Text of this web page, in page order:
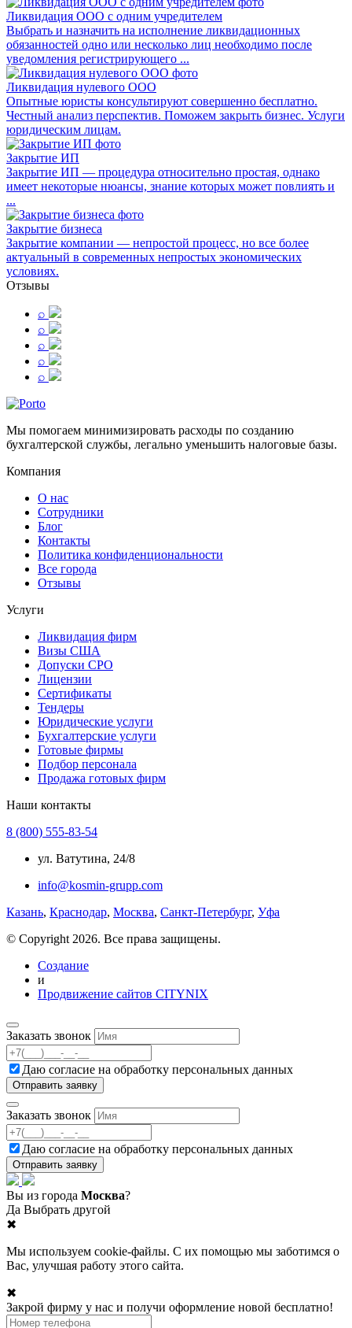
Ликвидация ООО с одним учредителем
Выбрать и назначить на исполнение ликвидационных
обязанностей одно или несколько лиц необходимо после
уведомления регистрирующего ...
Ликвидация нулевого ООО
Опытные юристы консультируют совершенно бесплатно.
Честный анализ перспектив. Поможем закрыть бизнес. Услуги
юридическим лицам.
Закрытие ИП
Закрытие ИП — процедура относительно простая, однако
имеет некоторые нюансы, знание которых может повлиять и
...
Закрытие бизнеса
Закрытие компании — непростой процесс, но все более
актуальный в современных непростых экономических
условиях.
Отзывы
⌕
⌕
⌕
⌕
⌕
Мы помогаем минимизировать расходы по созданию
бухгалтерской службы, легально уменьшить налоговые базы.
Компания
О нас
Сотрудники
Блог
Контакты
Политика конфиденциональности
Все города
Отзывы
Услуги
Ликвидация фирм
Визы США
Допуски СРО
Лицензии
Сертификаты
Тендеры
Юридические услуги
Бухгалтерские услуги
Готовые фирмы
Подбор персонала
Продажа готовых фирм
Наши контакты
8 (800) 555-83-54
ул. Ватутина, 24/8
info@kosmin-grupp.com
Казань, Краснодар, Москва, Санкт-Петербург, Уфа
© Copyright 2026. Все права защищены.
Создание
и
Продвижение сайтов CITYNIX
Заказать звонок
Даю согласие на обработку персональных данных
Заказать звонок
Даю согласие на обработку персональных данных
Вы из города Москва?
Да Выбрать другой
✖
Мы используем cookie-файлы. С их помощью мы заботимся о
Вас, улучшая работу этого сайта.
✖
Закрой фирму у нас и получи оформление новой бесплатно!